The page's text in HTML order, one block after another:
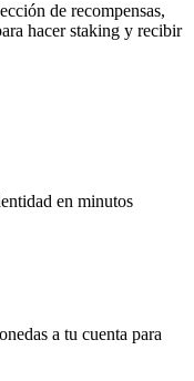
de recompensas,
hacer staking y recibir
en minutos
a tu cuenta para